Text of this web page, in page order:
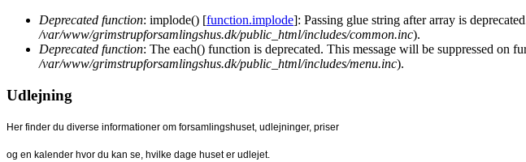
You are here
Error message
Deprecated function: implode() [function.implode]: Passing glue string after array is
/var/www/grimstrupforsamlingshus.dk/public_html/includes/common.inc).
Deprecated function: The each() function is deprecated. This message will be suppressed on
/var/www/grimstrupforsamlingshus.dk/public_html/includes/menu.inc).
Udlejning
Her finder du diverse informationer om forsamlingshuset, udlejninger, priser
og en kalender hvor du kan se, hvilke dage huset er udlejet.